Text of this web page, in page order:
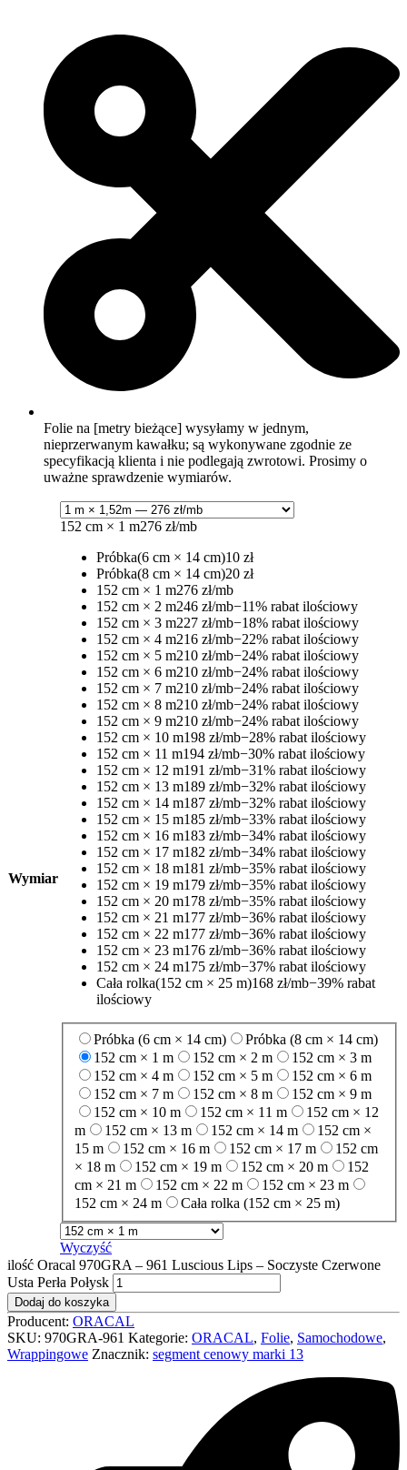
Folie na [metry bieżące] wysyłamy w jednym,
nieprzerwanym kawałku; są wykonywane zgodnie ze
specyfikacją klienta i nie podlegają zwrotowi. Prosimy o
uważne sprawdzenie wymiarów.
Wymiar
152 cm × 1 m276 zł/mb
Próbka(6 cm × 14 cm)10 zł
Próbka(8 cm × 14 cm)20 zł
152 cm × 1 m276 zł/mb
152 cm × 2 m246 zł/mb−11% rabat ilościowy
152 cm × 3 m227 zł/mb−18% rabat ilościowy
152 cm × 4 m216 zł/mb−22% rabat ilościowy
152 cm × 5 m210 zł/mb−24% rabat ilościowy
152 cm × 6 m210 zł/mb−24% rabat ilościowy
152 cm × 7 m210 zł/mb−24% rabat ilościowy
152 cm × 8 m210 zł/mb−24% rabat ilościowy
152 cm × 9 m210 zł/mb−24% rabat ilościowy
152 cm × 10 m198 zł/mb−28% rabat ilościowy
152 cm × 11 m194 zł/mb−30% rabat ilościowy
152 cm × 12 m191 zł/mb−31% rabat ilościowy
152 cm × 13 m189 zł/mb−32% rabat ilościowy
152 cm × 14 m187 zł/mb−32% rabat ilościowy
152 cm × 15 m185 zł/mb−33% rabat ilościowy
152 cm × 16 m183 zł/mb−34% rabat ilościowy
152 cm × 17 m182 zł/mb−34% rabat ilościowy
152 cm × 18 m181 zł/mb−35% rabat ilościowy
152 cm × 19 m179 zł/mb−35% rabat ilościowy
152 cm × 20 m178 zł/mb−35% rabat ilościowy
152 cm × 21 m177 zł/mb−36% rabat ilościowy
152 cm × 22 m177 zł/mb−36% rabat ilościowy
152 cm × 23 m176 zł/mb−36% rabat ilościowy
152 cm × 24 m175 zł/mb−37% rabat ilościowy
Cała rolka(152 cm × 25 m)168 zł/mb−39% rabat
ilościowy
Próbka (6 cm × 14 cm)
Próbka (8 cm × 14 cm)
152 cm × 1 m
152 cm × 2 m
152 cm × 3 m
152 cm × 4 m
152 cm × 5 m
152 cm × 6 m
152 cm × 7 m
152 cm × 8 m
152 cm × 9 m
152 cm × 10 m
152 cm × 11 m
152 cm × 12
m
152 cm × 13 m 152 cm × 14 m
152 cm ×
15 m
152 cm × 16 m 152 cm × 17 m
152 cm
× 18 m
152 cm × 19 m 152 cm × 20 m
152
cm × 21 m
152 cm × 22 m
152 cm × 23 m
152 cm × 24 m
Cała rolka (152 cm × 25 m)
Wyczyść
ilość Oracal 970GRA – 961 Luscious Lips – Soczyste Czerwone
Usta Perła Połysk
Dodaj do koszyka
Producent: ORACAL
SKU: 970GRA-961 Kategorie: ORACAL, Folie, Samochodowe,
Wrappingowe Znacznik: segment cenowy marki 13